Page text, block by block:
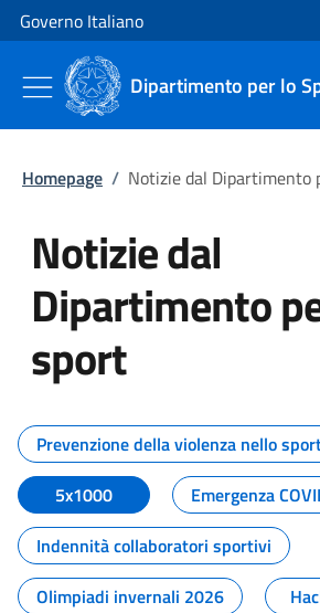
Vai al contenuto
Vai alla navigazione del sito
Governo Italiano
Dipartimento per lo
Homepage / Notizie dal Dipartimento
Notizie dal
Dipartimento
sport
Tutti i contenuti
Prevenzione della violenza nello
5x1000
Emergenza
Indennità collaboratori sportivi
Olimpiadi invernali 2026